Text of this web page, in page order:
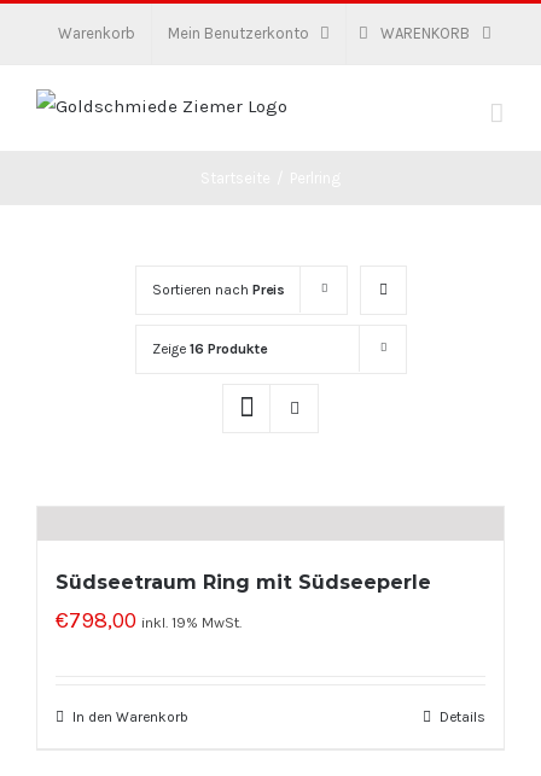
Warenkorb Mein Benutzerkonto WARENKORB
Sortieren nach Preis
Zeige 16 Produkte
Südseetraum Ring mit Südseeperle
€798,00 inkl. 19% MwSt.
In den Warenkorb Details